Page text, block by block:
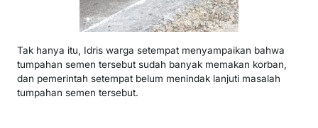
Tak hanya itu, Idris warga setempat menyampaikan bahwa
tumpahan semen tersebut sudah banyak memakan korban,
dan pemerintah setempat belum menindak lanjuti masalah
tumpahan semen tersebut.